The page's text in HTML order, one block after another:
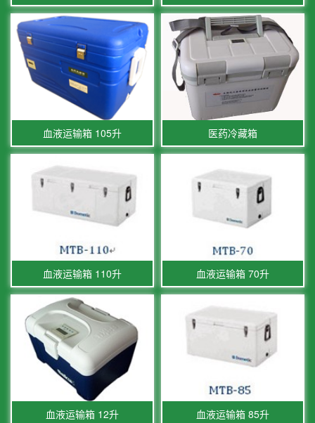
血液运输箱 105升 医药冷藏箱
血液运输箱 110升 血液运输箱 70升
血液运输箱 12升 血液运输箱 85升